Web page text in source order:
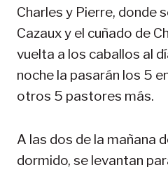
Charles y Pierre, donde
Cazaux y el cuñado de
vuelta a los caballos al
noche la pasarán los 5
otros 5 pastores más.
A las dos de la mañana
dormido, se levantan